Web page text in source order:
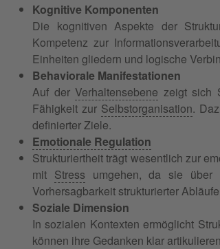
Kognitive Komponenten
Die kognitiven Aspekte der
Kompetenz zur
Einheiten gliedern und logische
Behaviorale Manifestationen
Auf der Verhaltensebene zeigt sich
Fähigkeit zur Selbstorganisation.
definierter Ziele.
Emotionale Regulation
Strukturiertheit trägt wesentlich zur
mit Stress umgehen, da sie über
Vorhersagbarkeit strukturierter
Soziale Dimension
In sozialen Kontexten ermöglicht
können ihre Gedanken klar